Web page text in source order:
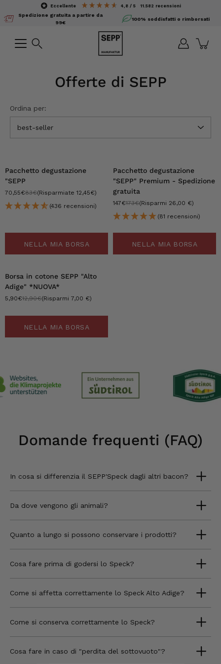
contenuto
Spedizione gratuita a partire da
99€
eccellente 4,8 / 5 11.582 recensioni
100% soddisfatti o rimborsati
Offerte di SEPP
Ordina per:
best-seller
-15%
Pacchetto degustazione
"SEPP
70,55€83€(Risparmiate 12,45€)
(436 recensioni)
NELLA MIA BORSA
-15%
Pacchetto degustazione
"SEPP" Premium - Spedizione
gratuita
147€173€(Risparmi 26,00 €)
(81 recensioni)
NELLA MIA BORSA
-54%
Borsa in cotone SEPP "Alto
Adige" *NUOVA*
5,90€12,90€(Risparmi 7,00 €)
NELLA MIA BORSA
Domande frequenti (FAQ)
In cosa si differenzia il SEPP'Speck dagli altri bacon?
Da dove vengono gli animali?
Quanto a lungo si possono conservare i prodotti?
Cosa fare prima di godersi lo Speck?
Come si affetta correttamente lo Speck Alto Adige?
Come si conserva correttamente lo Speck?
Cosa fare in caso di "perdita del sottovuoto"?